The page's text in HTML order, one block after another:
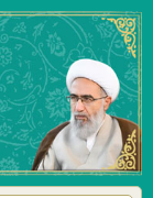
پرش
محتوا